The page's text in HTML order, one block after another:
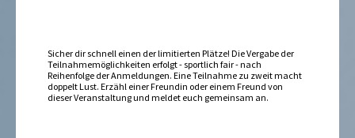
Sicher dir schnell einen der limitierten Plätze! Die Vergabe der
Teilnahmemöglichkeiten erfolgt - sportlich fair - nach
Reihenfolge der Anmeldungen. Eine Teilnahme zu zweit macht
doppelt Lust. Erzähl einer Freundin oder einem Freund von
dieser Veranstaltung und meldet euch gemeinsam an.